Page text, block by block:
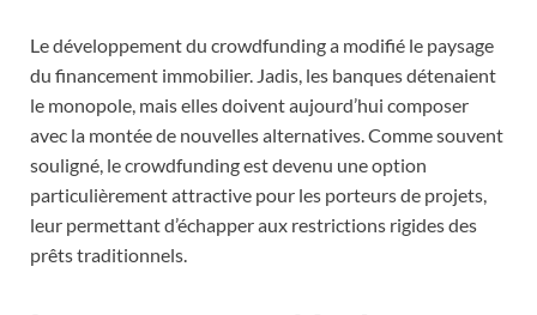
Le développement du crowdfunding a modifié le paysage
du financement immobilier. Jadis, les banques détenaient
le monopole, mais elles doivent aujourd’hui composer
avec la montée de nouvelles alternatives. Comme souvent
souligné, le crowdfunding est devenu une option
particulièrement attractive pour les porteurs de projets,
leur permettant d’échapper aux restrictions rigides des
prêts traditionnels.